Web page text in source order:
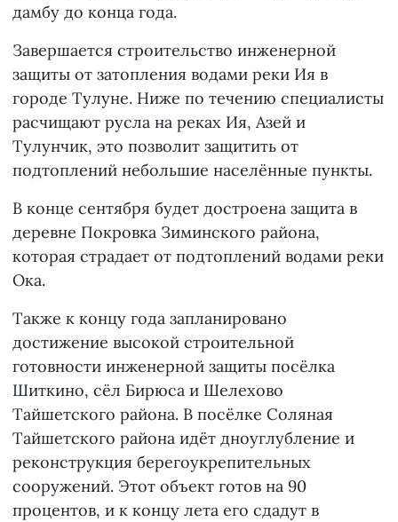
дамбу до конца года.
Завершается строительство инженерной
защиты от затопления водами реки Ия в
городе Тулуне. Ниже по течению специалисты
расчищают русла на реках Ия, Азей и
Тулунчик, это позволит защитить от
подтоплений небольшие населённые пункты.
В конце сентября будет достроена защита в
деревне Покровка Зиминского района,
которая страдает от подтоплений водами реки
Ока.
Также к концу года запланировано
достижение высокой строительной
готовности инженерной защиты посёлка
Шиткино, сёл Бирюса и Шелехово
Тайшетского района. В посёлке Соляная
Тайшетского района идёт дноуглубление и
реконструкция берегоукрепительных
сооружений. Этот объект готов на 90
процентов, и к концу лета его сдадут в